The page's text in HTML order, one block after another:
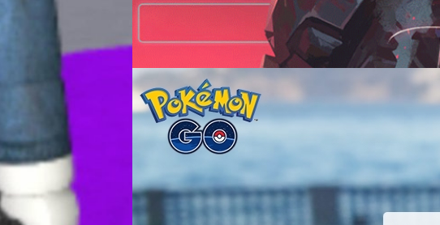
กรณ์รัฐภาส ธนวัตไชยศรี
| 1742 days ago
Read More
07/08/2016
แก้เผ็ดสายมุด !! แจ้งแบนคนโกง Pokemon GO
คุณเบื่อไหม? มาวันแรกปุ๊ปก็เจอพวก Pokemon เทพ ๆ CP สูง ๆ
ปกติก็ได้แต่มองตาละห้อยนั่งเซ็งเพราะทำอะไรไม่ได้ ทางทีมงาน
พวกนี้ง่าย ๆ โดยการแจ้งแบนมันซะเลยยังไงล่ะ ฮ่าฮ่าฮ่า !!
Totsapon Kritsadangphorn| 3652 days ago